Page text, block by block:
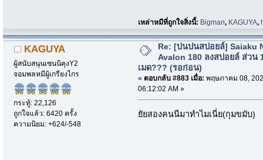
เหล่าหมีที่ถูกใจสิ่งนี้: Bigman, KAGUYA,
KAGUYA
ผู้สนับสนุนเซนนิคุงY2
จอมพลหมีผู้เกรียงไกร
กระทู้: 22,126
ถูกใจแล้ว: 6420 ครั้ง
ความนิยม: +624/-548
Re: [บ่นปนสปอยล์] Saiaku
Avalon 180 ลงสปอยล์ ส่วน
เมด??? (รอก่อน)
« ตอบกลับ #883 เมื่อ: พฤษภาคม 08,
06:12:02 AM »
ยัยสองคนนีมาทำไมเนี่ย(กุมขมับ)